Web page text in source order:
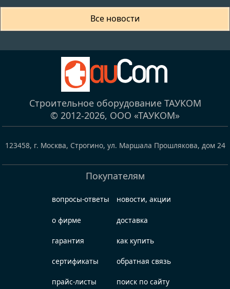
Все новости
Строительное оборудование ТАУКОМ
© 2012-2026, ООО «ТАУКОМ»
123458, г. Москва, Строгино, ул. Маршала Прошлякова, дом 24
Покупателям
вопросы-ответы
о фирме
гарантия
сертификаты
прайс-листы
новости, акции
доставка
как купить
обратная связь
поиск по сайту